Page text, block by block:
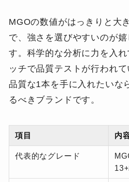
MGOの数値がはっきりと大
で、強さを選びやすいのが
す。科学的な分析に力を入
ッチで品質テストが行われ
品質な1本を手に入れたいな
るべきブランドです。
項目 内
代表的なグレード
13+